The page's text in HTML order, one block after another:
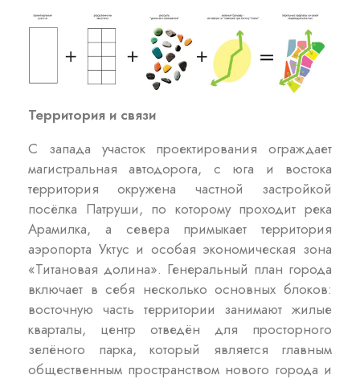
Территория и связи
С запада участок проектирования ограждает
магистральная автодорога, с юга и востока
территория окружена частной застройкой
посёлка Патруши, по которому проходит река
Арамилка, а севера примыкает территория
аэропорта Уктус и особая экономическая зона
«Титановая долина». Генеральный план города
включает в себя несколько основных блоков:
восточную часть территории занимают жилые
кварталы, центр отведён для просторного
зелёного парка, который является главным
общественным пространством нового города и